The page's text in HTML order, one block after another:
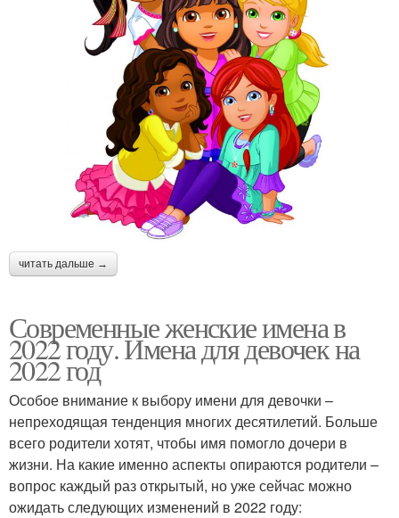
читать дальше →
Современные женские имена в
2022 году. Имена для девочек на
2022 год
Особое внимание к выбору имени для девочки –
непреходящая тенденция многих десятилетий. Больше
всего родители хотят, чтобы имя помогло дочери в
жизни. На какие именно аспекты опираются родители –
вопрос каждый раз открытый, но уже сейчас можно
ожидать следующих изменений в 2022 году: